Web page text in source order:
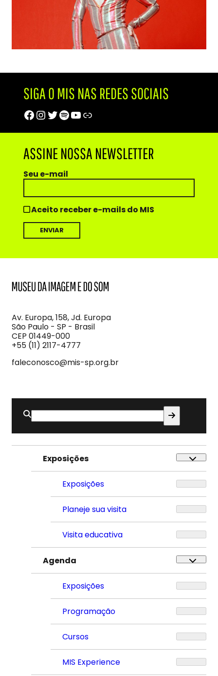
SIGA O MIS NAS REDES SOCIAIS
Facebook
Instagram
Twitter
Spotify
Youtube
Trip Advisor
ASSINE NOSSA NEWSLETTER
Seu e-mail
Aceito receber e-mails do MIS
Imagem
e
do
Som
Av. Europa, 158, Jd. Europa
São Paulo - SP - Brasil
CEP 01449-000
+55 (11) 2117-4777
faleconosco@mis-sp.org.br
Buscar
por:
Exposições
Exposições
Planeje sua visita
Visita educativa
Agenda
Exposições
Programação
Cursos
MIS Experience